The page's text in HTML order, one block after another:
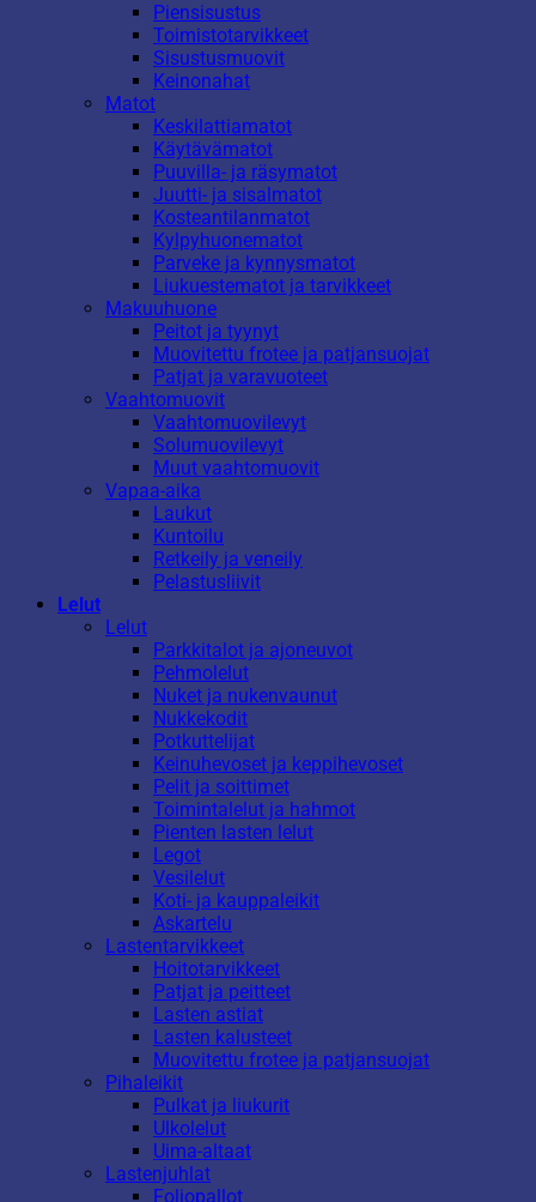
Piensisustus
Toimistotarvikkeet
Sisustusmuovit
Keinonahat
Matot
Keskilattiamatot
Käytävämatot
Puuvilla- ja räsymatot
Juutti- ja sisalmatot
Kosteantilanmatot
Kylpyhuonematot
Parveke ja kynnysmatot
Liukuestematot ja tarvikkeet
Makuuhuone
Peitot ja tyynyt
Muovitettu frotee ja patjansuojat
Patjat ja varavuoteet
Vaahtomuovit
Vaahtomuovilevyt
Solumuovilevyt
Muut vaahtomuovit
Vapaa-aika
Laukut
Kuntoilu
Retkeily ja veneily
Pelastusliivit
Lelut
Lelut
Parkkitalot ja ajoneuvot
Pehmolelut
Nuket ja nukenvaunut
Nukkekodit
Potkuttelijat
Keinuhevoset ja keppihevoset
Pelit ja soittimet
Toimintalelut ja hahmot
Pienten lasten lelut
Legot
Vesilelut
Koti- ja kauppaleikit
Askartelu
Lastentarvikkeet
Hoitotarvikkeet
Patjat ja peitteet
Lasten astiat
Lasten kalusteet
Muovitettu frotee ja patjansuojat
Pihaleikit
Pulkat ja liukurit
Ulkolelut
Uima-altaat
Lastenjuhlat
Foliopallot